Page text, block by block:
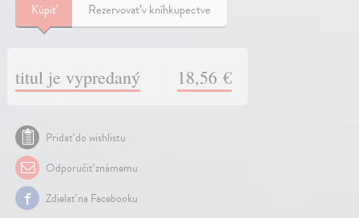
Kúpiť Rezervovať v kníhkupectve
titul je vypredaný 18,56 €
Pridať do wishlistu
Odporučiť známemu
Zdielať na Facebooku